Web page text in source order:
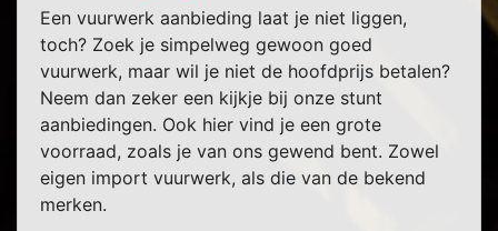
Een vuurwerk aanbieding laat je niet liggen,
toch? Zoek je simpelweg gewoon goed
vuurwerk, maar wil je niet de hoofdprijs betalen?
Neem dan zeker een kijkje bij onze stunt
aanbiedingen. Ook hier vind je een grote
voorraad, zoals je van ons gewend bent. Zowel
eigen import vuurwerk, als die van de bekend
merken.